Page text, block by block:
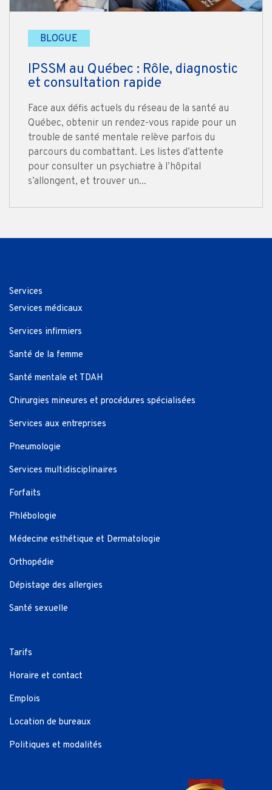
BLOGUE
IPSSM au Québec : Rôle, diagnostic
et consultation rapide
Face aux défis actuels du réseau de la santé au
Québec, obtenir un rendez-vous rapide pour un
trouble de santé mentale relève parfois du
parcours du combattant. Les listes d’attente
pour consulter un psychiatre à l’hôpital
s’allongent, et trouver un...
Services
Services médicaux
Services infirmiers
Santé de la femme
Santé mentale et TDAH
Chirurgies mineures et procédures spécialisées
Services aux entreprises
Pneumologie
Services multidisciplinaires
Forfaits
Phlébologie
Médecine esthétique et Dermatologie
Orthopédie
Dépistage des allergies
Santé sexuelle
Tarifs
Horaire et contact
Emplois
Location de bureaux
Politiques et modalités